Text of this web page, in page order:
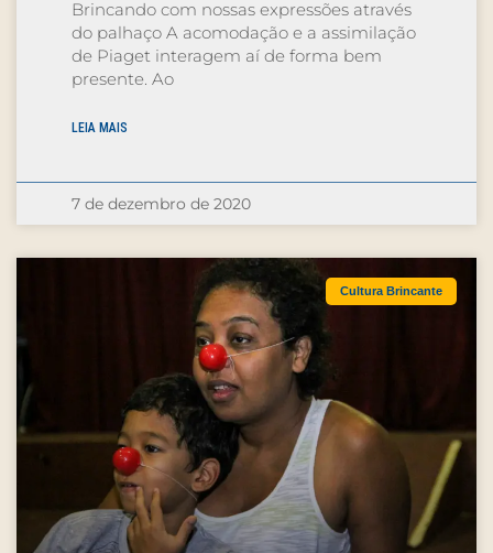
Brincando com nossas expressões através
do palhaço A acomodação e a assimilação
de Piaget interagem aí de forma bem
presente. Ao
LEIA MAIS
7 de dezembro de 2020
Cultura Brincante